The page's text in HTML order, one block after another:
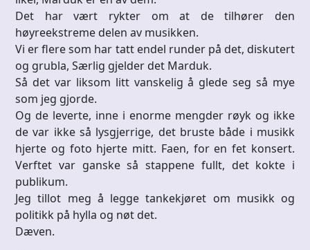
Det har vært rykter om at de tilhører den
høyreekstreme delen av musikken.
Vi er flere som har tatt endel runder på det, diskutert
og grubla, Særlig gjelder det Marduk.
Så det var liksom litt vanskelig å glede seg så mye
som jeg gjorde.
Og de leverte, inne i enorme mengder røyk og ikke
de var ikke så lysgjerrige, det bruste både i musikk
hjerte og foto hjerte mitt. Faen, for en fet konsert.
Verftet var ganske så stappene fullt, det kokte i
publikum.
Jeg tillot meg å legge tankekjøret om musikk og
politikk på hylla og nøt det.
Dæven.